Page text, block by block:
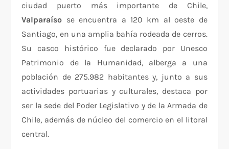
ciudad puerto más importante de Chile,
Valparaíso se encuentra a 120 km al oeste de
Santiago, en una amplia bahía rodeada de cerros.
Su casco histórico fue declarado por Unesco
Patrimonio de la Humanidad, alberga a una
población de 275.982 habitantes y, junto a sus
actividades portuarias y culturales, destaca por
ser la sede del Poder Legislativo y de la Armada de
Chile, además de núcleo del comercio en el litoral
central.